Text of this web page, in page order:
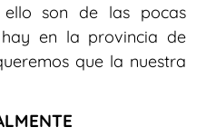
son de las pocas
en la provincia de
que la nuestra